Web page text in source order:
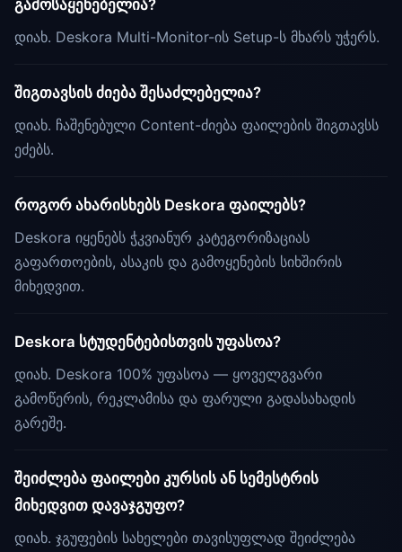
გამოსაყენებელია?
დიახ. Deskora Multi-Monitor-ის Setup-ს მხარს უჭერს.
შიგთავსის ძიება შესაძლებელია?
დიახ. ჩაშენებული Content-ძიება ფაილების შიგთავსს
ეძებს.
როგორ ახარისხებს Deskora ფაილებს?
Deskora იყენებს ჭკვიანურ კატეგორიზაციას
გაფართოების, ასაკის და გამოყენების სიხშირის
მიხედვით.
Deskora სტუდენტებისთვის უფასოა?
დიახ. Deskora 100% უფასოა — ყოველგვარი
გამოწერის, რეკლამისა და ფარული გადასახადის
გარეშე.
შეიძლება ფაილები კურსის ან სემესტრის
მიხედვით დავაჯგუფო?
დიახ. ჯგუფების სახელები თავისუფლად შეიძლება